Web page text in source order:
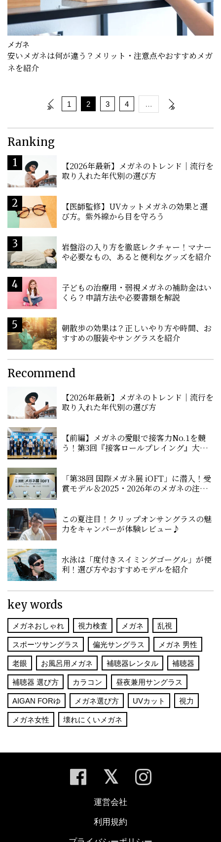
メガネ
安いメガネは何が違う？メリット・注意点やおすすめメガ
ネを紹介
1 2 3 4 …
Ranking
【2026年最新】メガネのトレンド｜流行を
取り入れた年代別の選び方
【医師監修】UVカットメガネの効果と選
び方。紫外線から目を守ろう
岩盤浴の入り方を徹底レクチャー！マナー
や必要なもの、あると便利なグッズを紹介
子どもの治療用・弱視メガネの補助金はい
くら？申請方法や必要書類を解説
朝散歩の効果は？正しいやり方や時間、お
すすめの服装やサングラスを紹介
Recommend
【2026年最新】メガネのトレンド｜流行を
取り入れた年代別の選び方
【前編】メガネの愛眼で接客力No.1を競
う！第3回『接客ロールプレイング』大会
「第38回 国際メガネ展 iOFT」に潜入！受
賞モデル＆2025・2026年のメガネの注目
この夏注目！クリップオンサングラスの魅
力をキャンパーが体験レビュー♪
水泳は「度付きスイミングゴーグル」が便
利！選び方やおすすめモデルを紹介
key words
メガネおしゃれ 視力検査 メガネ 乱視
スポーツサングラス 偏光サングラス メガネ 男性
老眼 お風呂用メガネ 補聴器レンタル 補聴器
補聴器 選び方 カラコン 昼夜兼用サングラス
AIGAN FORゆ メガネ選び方 UVカット 視力
メガネ女性 壊れにくいメガネ
運営会社
利用規約